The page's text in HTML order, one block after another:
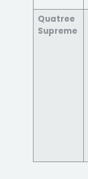
Quatree
Supreme